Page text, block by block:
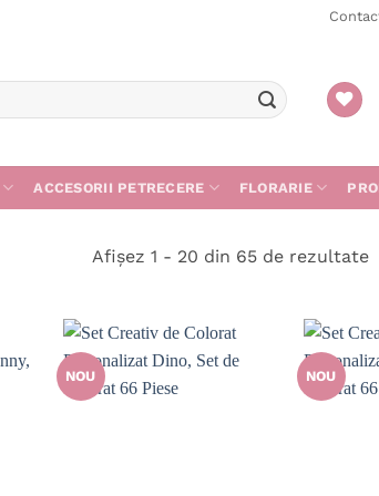
ACCESORII PETRECERE FLORARIE
Afișez 1 - 20 din 65 de rezultate
NOU NOU